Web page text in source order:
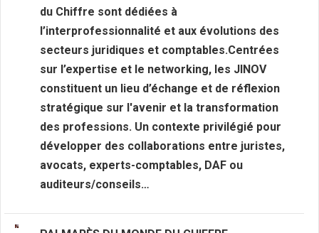
du Chiffre sont dédiées à
l’interprofessionnalité et aux évolutions des
secteurs juridiques et comptables.Centrées
sur l’expertise et le networking, les JINOV
constituent un lieu d’échange et de réflexion
stratégique sur l'avenir et la transformation
des professions. Un contexte privilégié pour
développer des collaborations entre juristes,
avocats, experts-comptables, DAF ou
auditeurs/conseils…